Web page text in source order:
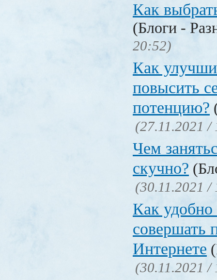
Как
(Блоги -
20:52)
Как
повысить
потенцию?
(27.11.2021 /
Чем
скучно?
(30.11.2021 /
Как удобно
совершать
Интернете
(30.11.2021 /